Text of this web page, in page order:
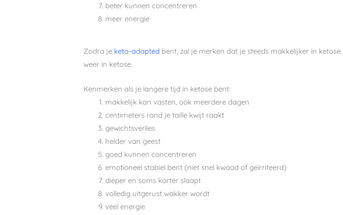
beter kunnen concentreren
meer energie
Zodra je keto-adapted bent, zal je merken dat je steeds makkelijker in
weer in ketose.
Kenmerken als je langere tijd in ketose bent:
makkelijk kan vasten, ook meerdere dagen
centimeters rond je taille kwijt raakt
gewichtsverlies
helder van geest
goed kunnen concentreren
emotioneel stabiel bent (niet snel kwaad of geïrriteerd)
dieper en soms korter slaapt
volledig uitgerust wakker wordt
veel energie